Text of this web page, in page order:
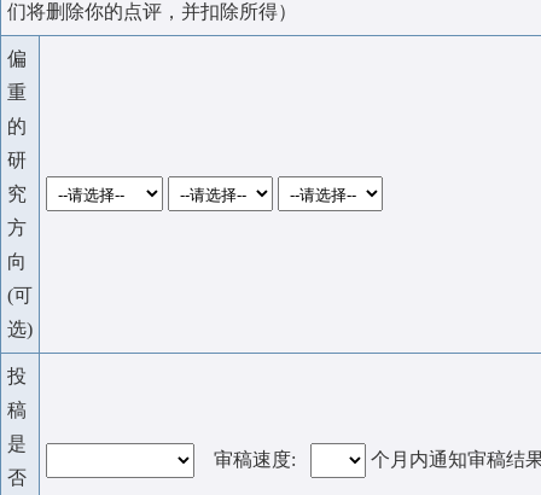
们将删除你的点评，并扣除所得）
偏
重
的
研
究
方
向
(可
选)
投
稿
是
否
审稿速度: 个月内通知审稿结